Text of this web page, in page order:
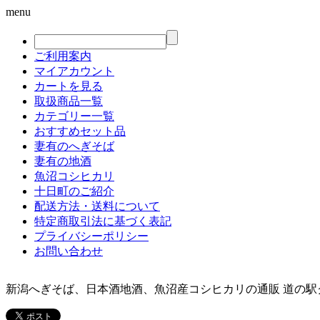
menu
ご利用案内
マイアカウント
カートを見る
取扱商品一覧
カテゴリー一覧
おすすめセット品
妻有のへぎそば
妻有の地酒
魚沼コシヒカリ
十日町のご紹介
配送方法・送料について
特定商取引法に基づく表記
プライバシーポリシー
お問い合わせ
新潟へぎそば、日本酒地酒、魚沼産コシヒカリの通販 道の